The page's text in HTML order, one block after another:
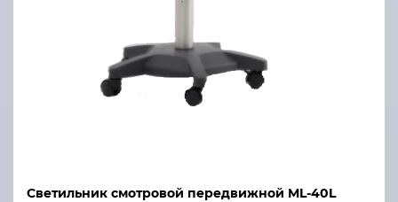
Светильник смотровой передвижной ML-40L